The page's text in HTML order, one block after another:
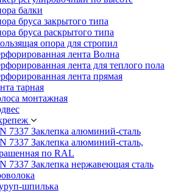
балки
бруса закрытого типа
бруса раскрытого типа
опора для стропил
лента Волна
лента для теплого пола
лента прямая
тарная
монтажная
7337 Заклепка алюминий-сталь
7337 Заклепка алюминий-сталь,
по RAL
7337 Заклепка нержавеющая сталь
шпилька